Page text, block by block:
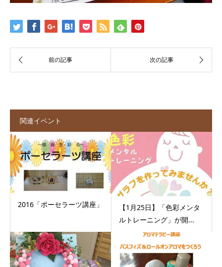
関連イベント
2016「ポーセラーツ講座」
【1月25日】「色彩メンタ
ルトレーニング」が開...